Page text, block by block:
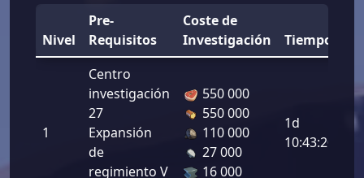
Nivel
Pre-
Requisitos
Coste de
Investigación
Tiempo
1
Centro
investigación
27
Expansión
de
regimiento V
550 000
550 000
110 000
27 000
16 000
1d
10:43:20